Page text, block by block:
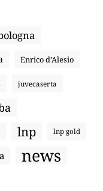
Enrico d’Alesio
juvecaserta
lnp lnp gold
news